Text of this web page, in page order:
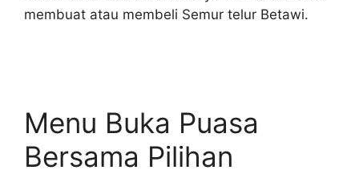
membuat atau membeli Semur telur Betawi.
Menu Buka Puasa
Bersama Pilihan